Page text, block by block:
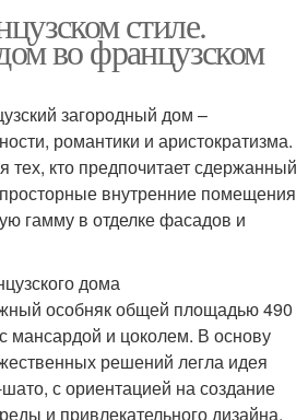
стиле.
во французском
загородный дом –
романтики и аристократизма.
кто предпочитает сдержанный
внутренние помещения
гамму в отделке фасадов и
дома
особняк общей площадью 490
мансардой и цоколем. В основу
решений легла идея
с ориентацией на создание
и привлекательного дизайна.